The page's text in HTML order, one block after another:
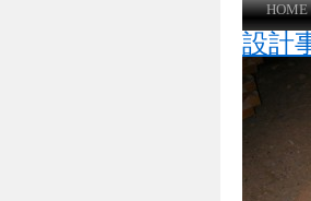
HOME
設計